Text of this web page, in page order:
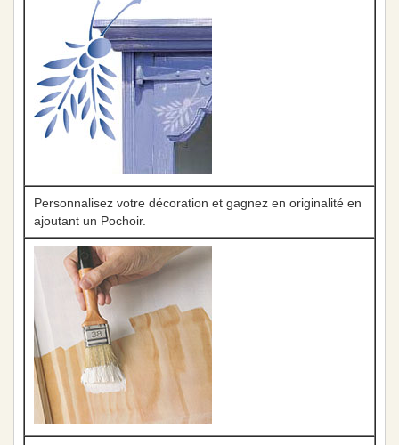
Personnalisez votre décoration et gagnez en originalité en
ajoutant un Pochoir.